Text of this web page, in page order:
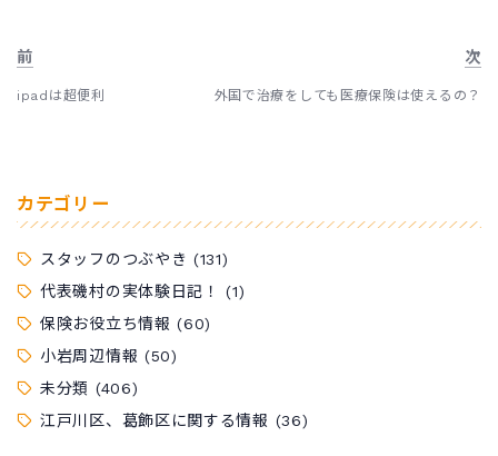
前
ipadは超便利
次
外国で治療をしても医療保険は使えるの？
カテゴリー
スタッフのつぶやき (131)
代表磯村の実体験日記！
(1)
保険お役立ち情報 (60)
小岩周辺情報 (50)
未分類 (406)
江戸川区、葛飾区に関する情報 (36)